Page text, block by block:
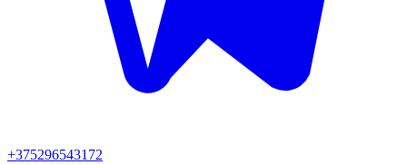
+375296543172